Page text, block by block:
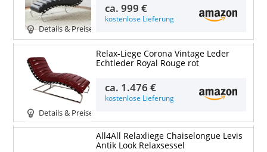
Details & Preise
ca.999 €
kostenlose Lieferung
Details & Preise
Relax-Liege Corona Vintage Leder
Echtleder Royal Rouge rot
ca. 1.476 €
kostenlose Lieferung
All4All Relaxliege Chaiselongue Levis
Antik Look Relaxsessel